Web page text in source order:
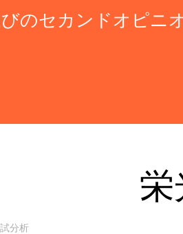
のセカンドオピニ
栄
分析